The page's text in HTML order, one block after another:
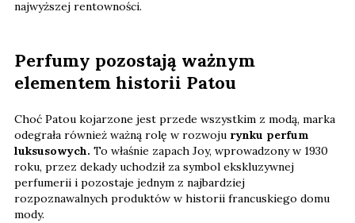
najwyższej rentowności.
Perfumy pozostają ważnym
elementem historii Patou
Choć Patou kojarzone jest przede wszystkim z modą, marka
odegrała również ważną rolę w rozwoju rynku perfum
luksusowych. To właśnie zapach Joy, wprowadzony w 1930
roku, przez dekady uchodził za symbol ekskluzywnej
perfumerii i pozostaje jednym z najbardziej
rozpoznawalnych produktów w historii francuskiego domu
mody.